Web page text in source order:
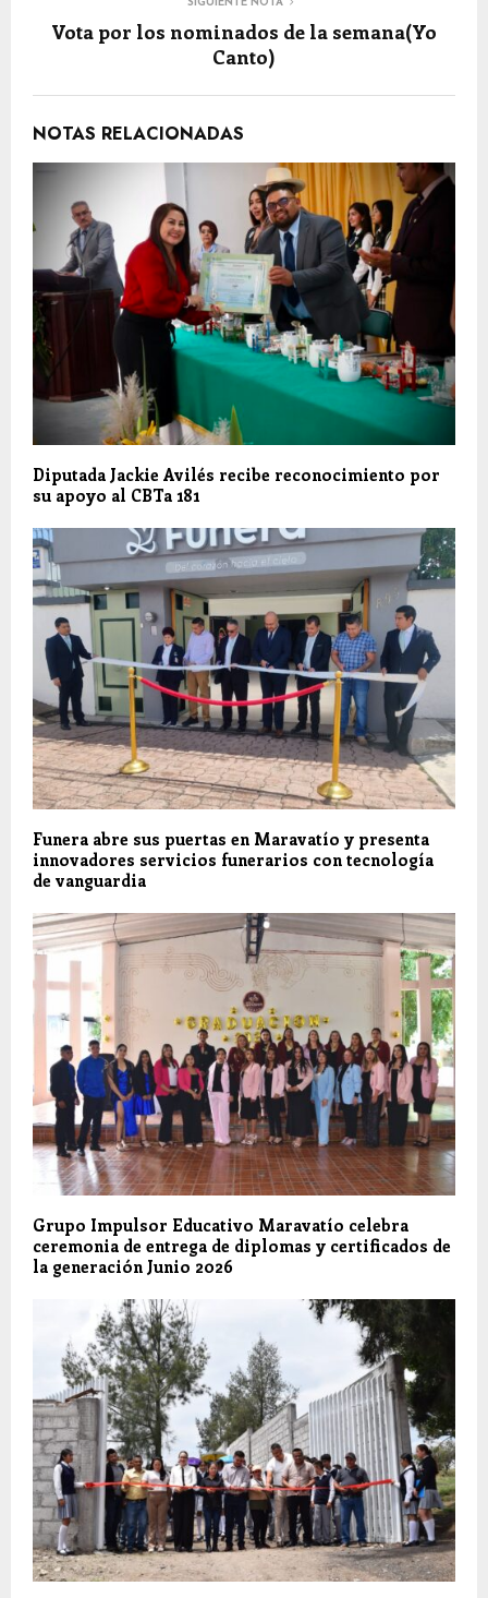
SIGUIENTE NOTA
Vota por los nominados de la semana(Yo
Canto)
NOTAS RELACIONADAS
Diputada Jackie Avilés recibe reconocimiento por
su apoyo al CBTa 181
Funera abre sus puertas en Maravatío y presenta
innovadores servicios funerarios con tecnología
de vanguardia
Grupo Impulsor Educativo Maravatío celebra
ceremonia de entrega de diplomas y certificados de
la generación Junio 2026